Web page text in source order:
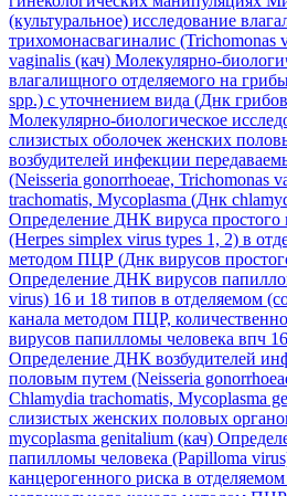
(культуральное) исследование
трихомонасвагиналис (Trichomonas
vaginalis (кач) Молекулярно-
влагалищного отделяемого на
spp.) с уточнением вида (Днк
Молекулярно-биологическое
слизистых оболочек женских
возбудителей инфекции
(Neisseria gonorrhoeae, Trichomonas
trachomatis, Mycoplasma (Днк
Определение ДНК вируса простого
(Herpes simplex virus types 1, 2) в
методом ПЦР (Днк вирусов
Определение ДНК вирусов
virus) 16 и 18 типов в отделяемом
канала методом ПЦР,
вирусов папилломы человека впч
Определение ДНК возбудителей
половым путем (Neisseria
Chlamydia trachomatis, Mycoplasma
слизистых женских половых
mycoplasma genitalium (кач)
папилломы человека (Papilloma
канцерогенного риска в отделяемом